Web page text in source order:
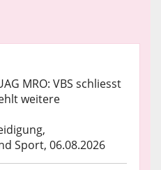
MRO: VBS schliesst
weitere
Sport, 06.08.2026